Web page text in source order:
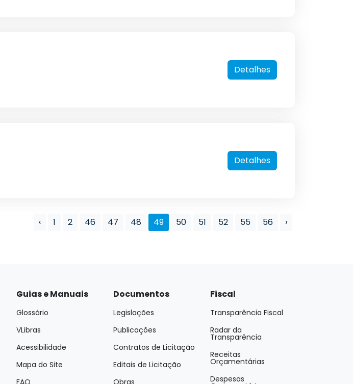
Detalhes
Detalhes
‹ 1 2 46 47 48 49 50 51 52 55 56 ›
Guias e Manuais
Glossário
VLibras
Acessibilidade
Mapa do Site
FAQ
Documentos
Legislações
Publicações
Contratos de Licitação
Editais de Licitação
Obras
Fiscal
Transparência Fiscal
Radar da
Transparência
Receitas
Orçamentárias
Despesas